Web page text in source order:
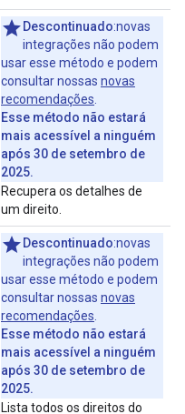
Descontinuado:novas
integrações não podem
usar esse método e podem
consultar nossas novas
recomendações
Esse método não estará
mais acessível a ninguém
após 30 de setembro de
2025.
Recupera os detalhes de
um direito.
Descontinuado:novas
integrações não podem
usar esse método e podem
consultar nossas novas
recomendações
Esse método não estará
mais acessível a ninguém
após 30 de setembro de
2025.
Lista todos os direitos do